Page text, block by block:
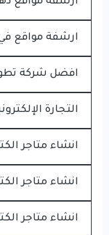
ارشفة مواقع
افضل شركة
التجارة
انشاء متاجر
انشاء متاجر
انشاء متاجر